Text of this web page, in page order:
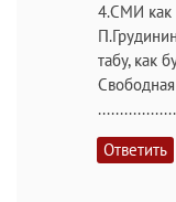
4.СМИ как
табу, как
..................
Ответить